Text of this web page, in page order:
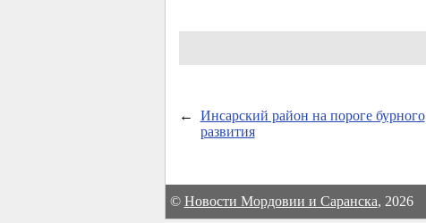
←
Инсарский район на пороге бурного
развития
© Новости Мордовии и Саранска, 2026